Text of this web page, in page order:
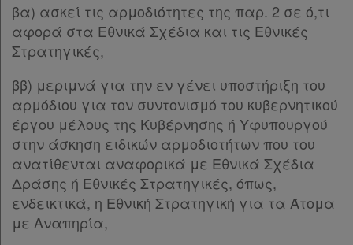
βα) ασκεί τις αρμοδιότητες της παρ. 2 σε ό,τι
αφορά στα Εθνικά Σχέδια και τις Εθνικές
Στρατηγικές,
ββ) μεριμνά για την εν γένει υποστήριξη του
αρμόδιου για τον συντονισμό του κυβερνητικού
έργου μέλους της Κυβέρνησης ή Υφυπουργού
στην άσκηση ειδικών αρμοδιοτήτων που του
ανατίθενται αναφορικά με Εθνικά Σχέδια
Δράσης ή Εθνικές Στρατηγικές, όπως,
ενδεικτικά, η Εθνική Στρατηγική για τα Άτομα
με Αναπηρία,